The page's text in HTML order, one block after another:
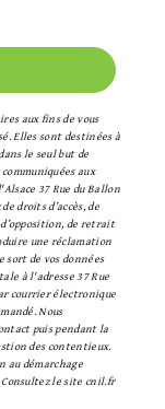
aux fins de vous
Elles sont destinées à
le seul but de
aux
37 Rue du Ballon
droits d’accès, de
de retrait
une réclamation
sort de vos données
à l'adresse 37 Rue
courrier électronique
Nous
puis pendant la
des contentieux.
au démarchage
Consultez le site cnil.fr